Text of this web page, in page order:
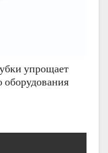
упрощает
оборудования